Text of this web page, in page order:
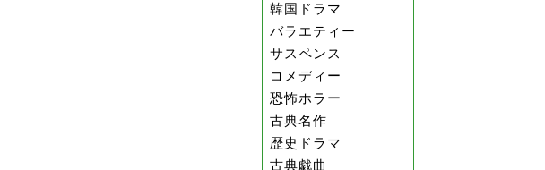
韓国ドラマ
バラエティー
サスペンス
コメディー
恐怖ホラー
古典名作
歴史ドラマ
古典戯曲